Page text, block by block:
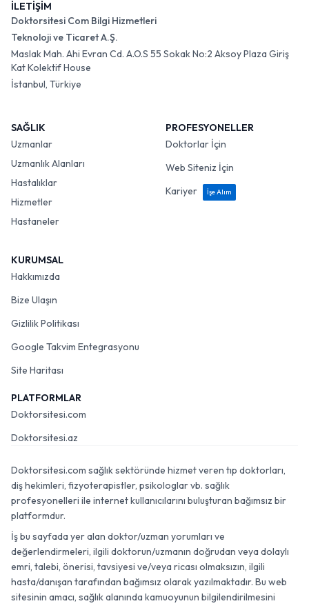
İLETİŞİM
Doktorsitesi Com Bilgi Hizmetleri
Teknoloji ve Ticaret A.Ş.
Maslak Mah. Ahi Evran Cd. A.O.S 55 Sokak No:2 Aksoy Plaza Giriş
Kat Kolektif House
İstanbul, Türkiye
SAĞLIK
Uzmanlar
Uzmanlık Alanları
Hastalıklar
Hizmetler
Hastaneler
PROFESYONELLER
Doktorlar İçin
Web Siteniz İçin
Kariyer
İşe Alım
KURUMSAL
Hakkımızda
Bize Ulaşın
Gizlilik Politikası
Google Takvim Entegrasyonu
Site Haritası
PLATFORMLAR
Doktorsitesi.com
Doktorsitesi.az
Doktorsitesi.com sağlık sektöründe hizmet veren tıp doktorları,
diş hekimleri, fizyoterapistler, psikologlar vb. sağlık
profesyonelleri ile internet kullanıcılarını buluşturan bağımsız bir
platformdur.
İş bu sayfada yer alan doktor/uzman yorumları ve
değerlendirmeleri, ilgili doktorun/uzmanın doğrudan veya dolaylı
emri, talebi, önerisi, tavsiyesi ve/veya ricası olmaksızın, ilgili
hasta/danışan tarafından bağımsız olarak yazılmaktadır. Bu web
sitesinin amacı, sağlık alanında kamuoyunun bilgilendirilmesini